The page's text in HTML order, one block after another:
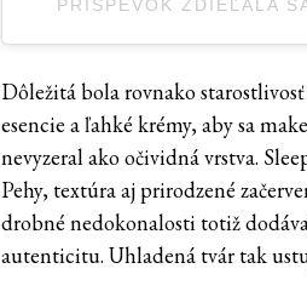
PRÍSPEVOK ZDIEĽALA
Dôležitá bola rovnako
esencie a ľahké krémy, aby sa
nevyzeral ako očividná vrstva.
Pehy, textúra aj prirodzené
drobné nedokonalosti totiž
autenticitu. Uhladená tvár tak